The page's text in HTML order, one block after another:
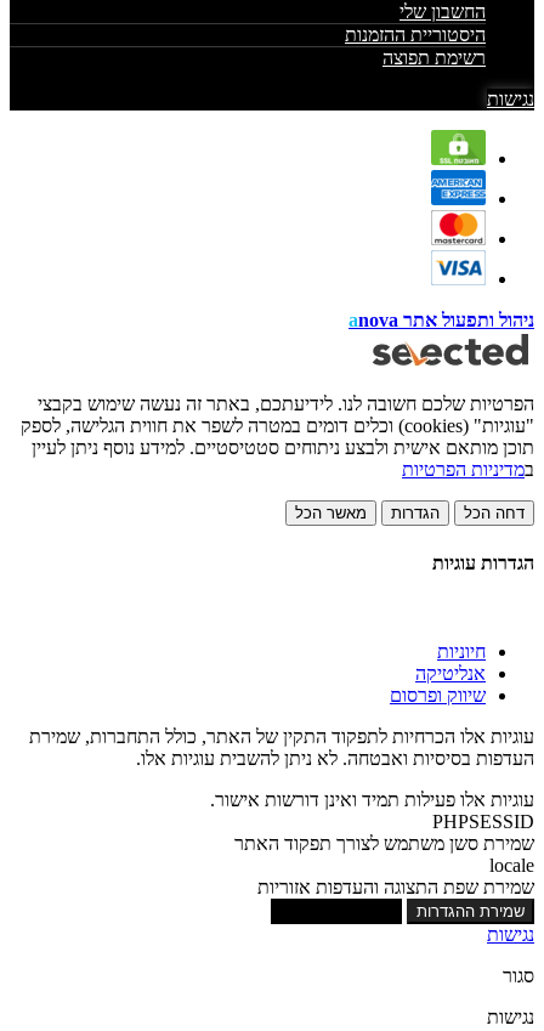
החשבון שלי
היסטוריית ההזמנות
רשימת תפוצה
נגישות
ניהול ותפעול אתר anova
הפרטיות שלכם חשובה לנו. לידיעתכם, באתר זה נעשה שימוש בקבצי
"עוגיות" (cookies) וכלים דומים במטרה לשפר את חווית הגלישה, לספק
תוכן מותאם אישית ולבצע ניתוחים סטטיסטיים. למידע נוסף ניתן לעיין
במדיניות הפרטיות
דחה הכל הגדרות מאשר הכל
הגדרות עוגיות
חיוניות
אנליטיקה
שיווק ופרסום
עוגיות אלו הכרחיות לתפקוד התקין של האתר, כולל התחברות, שמירת
העדפות בסיסיות ואבטחה. לא ניתן להשבית עוגיות אלו.
עוגיות אלו פעילות תמיד ואינן דורשות אישור.
PHPSESSID
שמירת סשן משתמש לצורך תפקוד האתר
locale
שמירת שפת התצוגה והעדפות אזוריות
שמירת ההגדרות
נגישות
סגור
נגישות